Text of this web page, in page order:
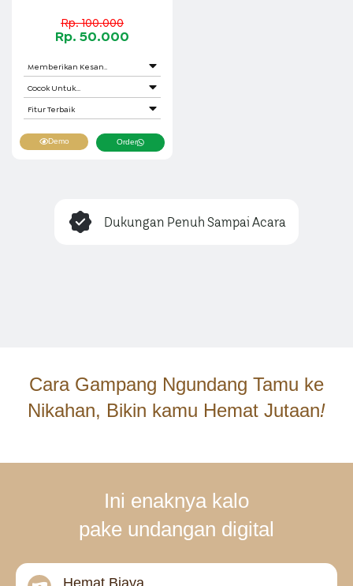
Rp. 100.000
Rp. 50.000
Memberikan Kesan..
Cocok Untuk...
Fitur Terbaik
Demo Order
Dukungan Penuh Sampai Acara
Cara Gampang Ngundang Tamu ke
Nikahan, Bikin kamu Hemat Jutaan!
Ini enaknya kalo
pake undangan digital